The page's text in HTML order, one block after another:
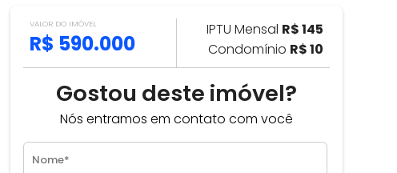
VALOR DO IMÓVEL
R$ 590.000
IPTU Mensal R$ 145
Condomínio R$ 10
Gostou deste imóvel?
Nós entramos em contato com você